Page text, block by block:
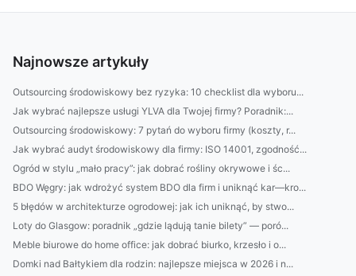
Najnowsze artykuły
Outsourcing środowiskowy bez ryzyka: 10 checklist dla wyboru...
Jak wybrać najlepsze usługi YLVA dla Twojej firmy? Poradnik:...
Outsourcing środowiskowy: 7 pytań do wyboru firmy (koszty, r...
Jak wybrać audyt środowiskowy dla firmy: ISO 14001, zgodność...
Ogród w stylu „mało pracy”: jak dobrać rośliny okrywowe i śc...
BDO Węgry: jak wdrożyć system BDO dla firm i uniknąć kar—kro...
5 błędów w architekturze ogrodowej: jak ich uniknąć, by stwo...
Loty do Glasgow: poradnik „gdzie lądują tanie bilety” — poró...
Meble biurowe do home office: jak dobrać biurko, krzesło i o...
Domki nad Bałtykiem dla rodzin: najlepsze miejsca w 2026 i n...